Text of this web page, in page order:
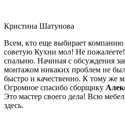
Кристина Шатунова
Всем, кто еще выбирает компанию
советую Кухни мол! Не
спальню. Начиная с обсуждения
монтажом никаких проблем не
быстро и качественно. К тому же
Огромное спасибо сборщику
Это мастер своего дела! Всю
здесь.